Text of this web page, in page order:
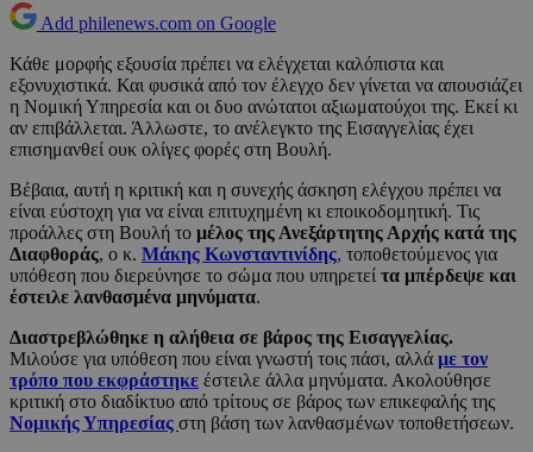
Add philenews.com on Google
Κάθε μορφής εξουσία πρέπει να ελέγχεται καλόπιστα και
εξονυχιστικά. Και φυσικά από τον έλεγχο δεν γίνεται να απουσιάζει
η Νομική Υπηρεσία και οι δυο ανώτατοι αξιωματούχοι της. Εκεί κι
αν επιβάλλεται. Άλλωστε, το ανέλεγκτο της Εισαγγελίας έχει
επισημανθεί ουκ ολίγες φορές στη Βουλή.
Βέβαια, αυτή η κριτική και η συνεχής άσκηση ελέγχου πρέπει να
είναι εύστοχη για να είναι επιτυχημένη κι εποικοδομητική. Τις
προάλλες στη Βουλή το μέλος της Ανεξάρτητης Αρχής κατά της
Διαφθοράς, ο κ. Μάκης Κωνσταντινίδης, τοποθετούμενος για
υπόθεση που διερεύνησε το σώμα που υπηρετεί τα μπέρδεψε και
έστειλε λανθασμένα μηνύματα.
Διαστρεβλώθηκε η αλήθεια σε βάρος της Εισαγγελίας.
Μιλούσε για υπόθεση που είναι γνωστή τοις πάσι, αλλά με τον
τρόπο που εκφράστηκε έστειλε άλλα μηνύματα. Ακολούθησε
κριτική στο διαδίκτυο από τρίτους σε βάρος των επικεφαλής της
Νομικής Υπηρεσίας στη βάση των λανθασμένων τοποθετήσεων.